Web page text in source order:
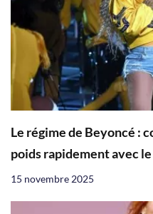
Le régime de Beyoncé :
poids rapidement avec
15 novembre 2025